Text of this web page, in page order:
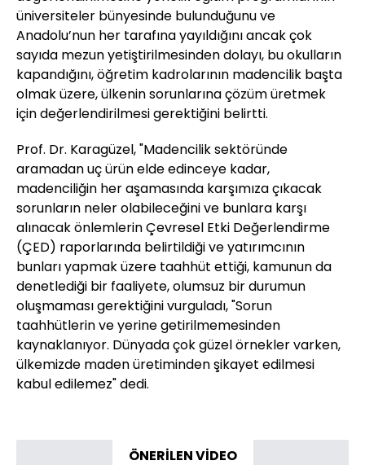
üniversiteler bünyesinde bulunduğunu ve
Anadolu’nun her tarafına yayıldığını ancak çok
sayıda mezun yetiştirilmesinden dolayı, bu okulların
kapandığını, öğretim kadrolarının madencilik başta
olmak üzere, ülkenin sorunlarına çözüm üretmek
için değerlendirilmesi gerektiğini belirtti.
Prof. Dr. Karagüzel, "Madencilik sektöründe
aramadan uç ürün elde edinceye kadar,
madenciliğin her aşamasında karşımıza çıkacak
sorunların neler olabileceğini ve bunlara karşı
alınacak önlemlerin Çevresel Etki Değerlendirme
(ÇED) raporlarında belirtildiği ve yatırımcının
bunları yapmak üzere taahhüt ettiği, kamunun da
denetlediği bir faaliyete, olumsuz bir durumun
oluşmaması gerektiğini vurguladı, "Sorun
taahhütlerin ve yerine getirilmemesinden
kaynaklanıyor. Dünyada çok güzel örnekler varken,
ülkemizde maden üretiminden şikayet edilmesi
kabul edilemez" dedi.
ÖNERİLEN VİDEO